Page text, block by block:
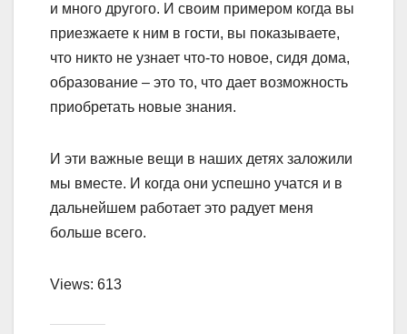
и много другого. И своим примером когда вы
приезжаете к ним в гости, вы показываете,
что никто не узнает что-то новое, сидя дома,
образование – это то, что дает возможность
приобретать новые знания.
И эти важные вещи в наших детях заложили
мы вместе. И когда они успешно учатся и в
дальнейшем работает это радует меня
больше всего.
Views: 613